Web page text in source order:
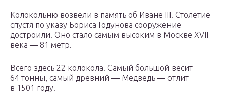
Колокольню возвели в память об Иване III. Столетие
спустя по указу Бориса Годунова сооружение
достроили. Оно стало самым высоким в Москве XVII
века — 81 метр.
Всего здесь 22 колокола. Самый большой весит
64 тонны, самый древний — Медведь — отлит
в 1501 году.